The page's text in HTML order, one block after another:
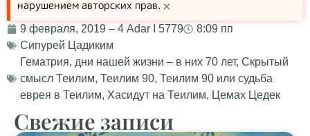
нарушением авторских прав. ×
9 февраля, 2019 – 4 Adar I 5779
8:09 пп
Сипурей Цадиким
Гематрия, дни нашей жизни – в них 70 лет, Скрытый
смысл Теилим, Теилим 90, Теилим 90 или судьба
еврея в Теилим, Хасидут на Теилим, Цемах Цедек
Свежие записи